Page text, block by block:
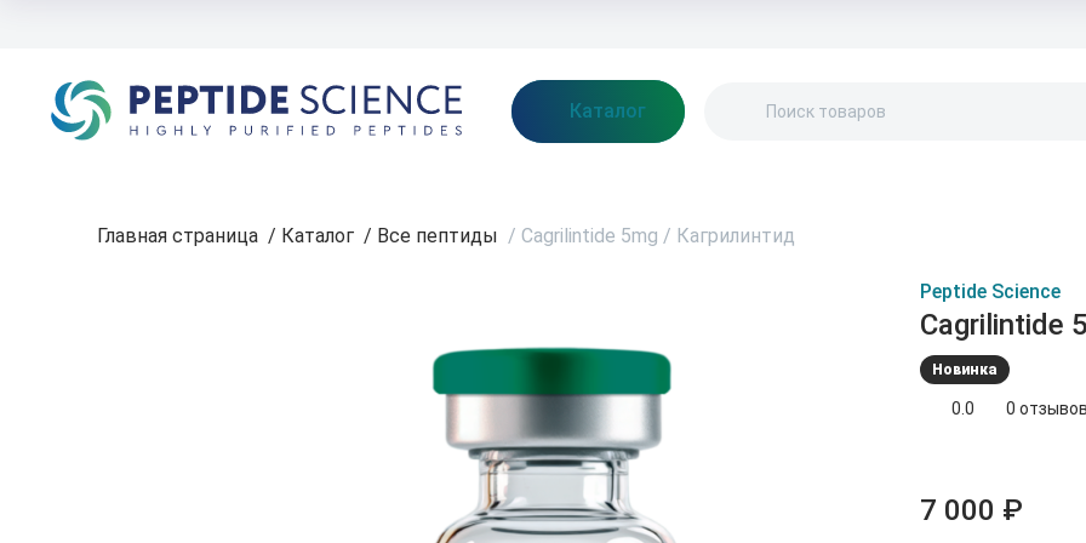
Каталог
Главная страница / Каталог / Все пептиды / Cagrilintide 5mg / Кагрилинтид
Peptide Science
Cagrilintide
Новинка
0.0 0 отзывов
7 000 ₽